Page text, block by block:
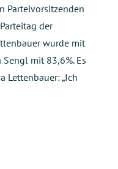
Parteivorsitzenden
der
wurde mit
mit 83,6%. Es
Lettenbauer: „Ich